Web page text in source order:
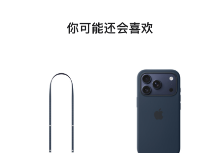
你可能还会喜欢